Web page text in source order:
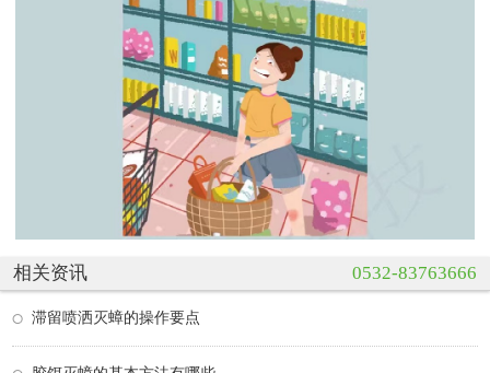
相关资讯 0532-83763666
滞留喷洒灭蟑的操作要点